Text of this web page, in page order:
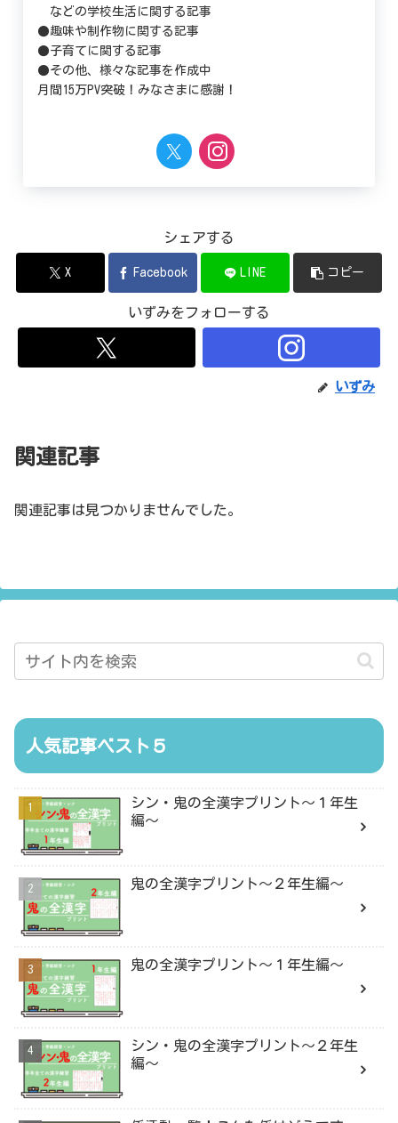
などの学校生活に関する記事
●趣味や制作物に関する記事
●子育てに関する記事
●その他、様々な記事を作成中
月間15万PV突破！みなさまに感謝！
シェアする
X Facebook LINE コピー
いずみをフォローする
いずみ
関連記事
関連記事は見つかりませんでした。
人気記事ベスト５
シン・鬼の全漢字プリント〜１年生
編〜
鬼の全漢字プリント〜２年生編〜
鬼の全漢字プリント〜１年生編〜
シン・鬼の全漢字プリント〜２年生
編〜